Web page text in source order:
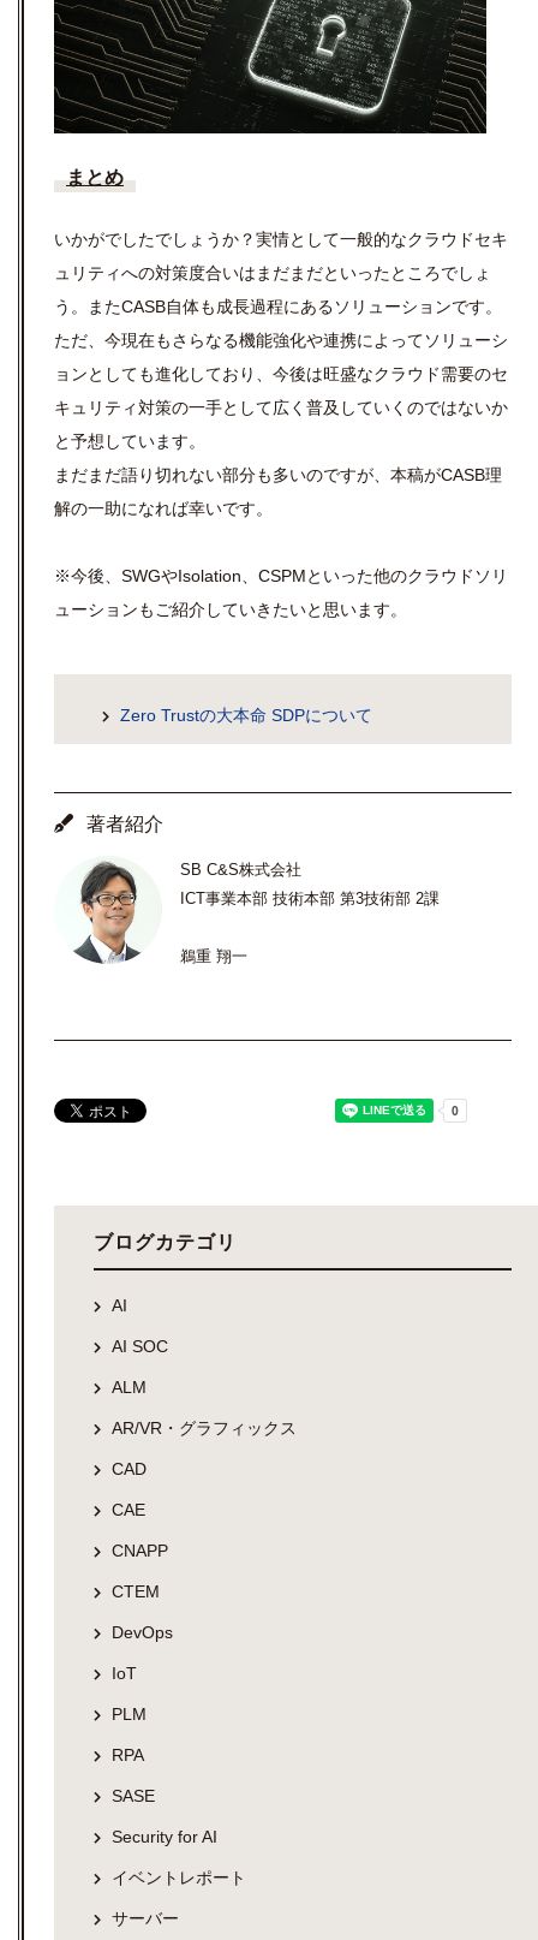
まとめ
いかがでしたでしょうか？実情として一般的なクラウドセキ
ュリティへの対策度合いはまだまだといったところでしょ
う。またCASB自体も成長過程にあるソリューションです。
ただ、今現在もさらなる機能強化や連携によってソリューシ
ョンとしても進化しており、今後は旺盛なクラウド需要のセ
キュリティ対策の一手として広く普及していくのではないか
と予想しています。
まだまだ語り切れない部分も多いのですが、本稿がCASB理
解の一助になれば幸いです。
※今後、SWGやIsolation、CSPMといった他のクラウドソリ
ューションもご紹介していきたいと思います。
Zero Trustの大本命 SDPについて
著者紹介
SB C&S株式会社
ICT事業本部 技術本部 第3技術部 2課
鵜重 翔一
ブログカテゴリ
AI
AI SOC
ALM
AR/VR・グラフィックス
CAD
CAE
CNAPP
CTEM
DevOps
IoT
PLM
RPA
SASE
Security for AI
イベントレポート
サーバー